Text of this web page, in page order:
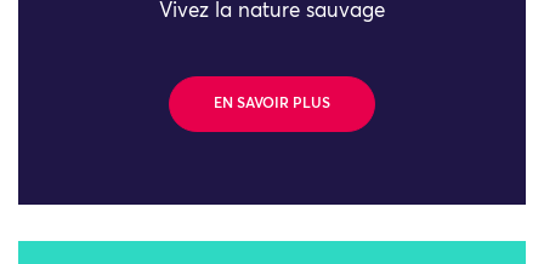
Vivez la nature sauvage
EN SAVOIR PLUS